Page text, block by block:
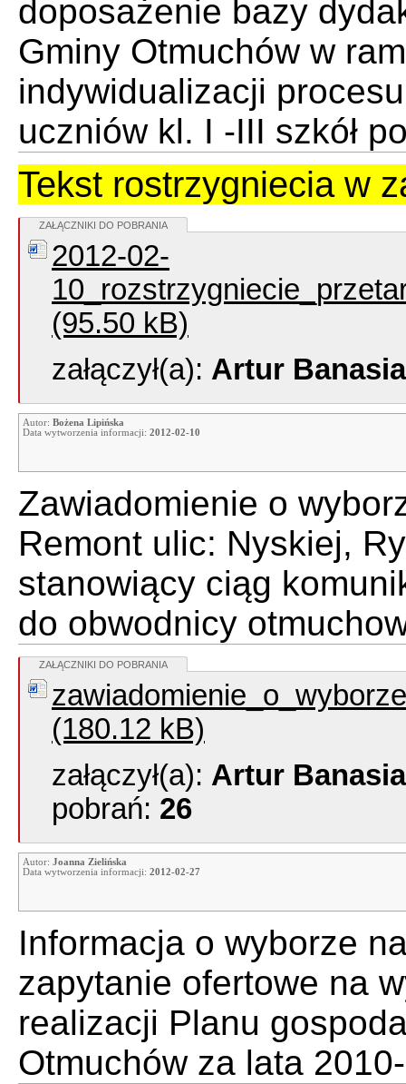
doposażenie bazy
Gminy Otmuchów w
indywidualizacji
uczniów kl. I -III szkół
Tekst rostrzygniecia w
ZAŁĄCZNIKI DO POBRANIA
2012-02-
(95.50 kB)
załączył(a): Artur
Autor: Bożena Lipińska
Data wytworzenia informacji: 2012-02-10
Zawiadomienie o
Remont ulic: Nyskiej,
stanowiący ciąg
do obwodnicy
ZAŁĄCZNIKI DO POBRANIA
(180.12 kB)
załączył(a): Artur
pobrań: 26
Autor: Joanna Zielińska
Data wytworzenia informacji: 2012-02-27
Informacja o wyborze
zapytanie ofertowe na
realizacji Planu
Otmuchów za lata